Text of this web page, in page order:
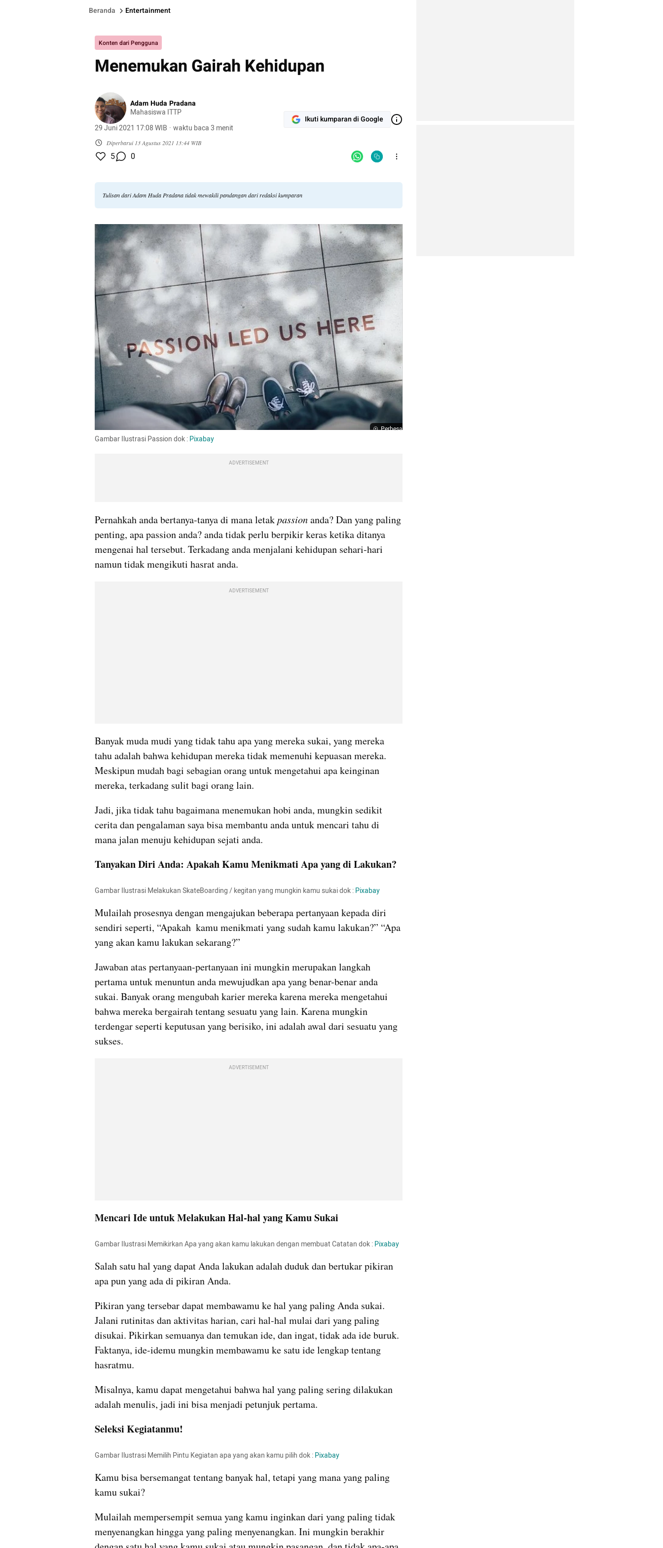
Beranda Entertainment
Konten dari Pengguna
Menemukan Gairah Kehidupan
Adam Huda Pradana
Mahasiswa ITTP
29 Juni 2021 17:08 WIB · waktu baca 3 menit
Diperbarui 13 Agustus 2021 13:44 WIB
Ikuti kumparan di Google
5 0
Tulisan dari Adam Huda Pradana tidak mewakili pandangan dari redaksi kumparan
Perbesar
Gambar Ilustrasi Passion dok : Pixabay
ADVERTISEMENT
Pernahkah anda bertanya-tanya di mana letak passion anda? Dan yang paling
penting, apa passion anda? anda tidak perlu berpikir keras ketika ditanya
mengenai hal tersebut. Terkadang anda menjalani kehidupan sehari-hari
namun tidak mengikuti hasrat anda.
ADVERTISEMENT
Banyak muda mudi yang tidak tahu apa yang mereka sukai, yang mereka
tahu adalah bahwa kehidupan mereka tidak memenuhi kepuasan mereka.
Meskipun mudah bagi sebagian orang untuk mengetahui apa keinginan
mereka, terkadang sulit bagi orang lain.
Jadi, jika tidak tahu bagaimana menemukan hobi anda, mungkin sedikit
cerita dan pengalaman saya bisa membantu anda untuk mencari tahu di
mana jalan menuju kehidupan sejati anda.
Tanyakan Diri Anda: Apakah Kamu Menikmati Apa yang di Lakukan?
Gambar Ilustrasi Melakukan SkateBoarding / kegitan yang mungkin kamu sukai dok : Pixabay
Mulailah prosesnya dengan mengajukan beberapa pertanyaan kepada diri
sendiri seperti, “Apakah  kamu menikmati yang sudah kamu lakukan?” “Apa
yang akan kamu lakukan sekarang?”
Jawaban atas pertanyaan-pertanyaan ini mungkin merupakan langkah
pertama untuk menuntun anda mewujudkan apa yang benar-benar anda
sukai. Banyak orang mengubah karier mereka karena mereka mengetahui
bahwa mereka bergairah tentang sesuatu yang lain. Karena mungkin
terdengar seperti keputusan yang berisiko, ini adalah awal dari sesuatu yang
sukses.
ADVERTISEMENT
Mencari Ide untuk Melakukan Hal-hal yang Kamu Sukai
Gambar Ilustrasi Memikirkan Apa yang akan kamu lakukan dengan membuat Catatan dok : Pixabay
Salah satu hal yang dapat Anda lakukan adalah duduk dan bertukar pikiran
apa pun yang ada di pikiran Anda.
Pikiran yang tersebar dapat membawamu ke hal yang paling Anda sukai.
Jalani rutinitas dan aktivitas harian, cari hal-hal mulai dari yang paling
disukai. Pikirkan semuanya dan temukan ide, dan ingat, tidak ada ide buruk.
Faktanya, ide-idemu mungkin membawamu ke satu ide lengkap tentang
hasratmu.
Misalnya, kamu dapat mengetahui bahwa hal yang paling sering dilakukan
adalah menulis, jadi ini bisa menjadi petunjuk pertama.
Seleksi Kegiatanmu!
Gambar Ilustrasi Memilih Pintu Kegiatan apa yang akan kamu pilih dok : Pixabay
Kamu bisa bersemangat tentang banyak hal, tetapi yang mana yang paling
kamu sukai?
Mulailah mempersempit semua yang kamu inginkan dari yang paling tidak
menyenangkan hingga yang paling menyenangkan. Ini mungkin berakhir